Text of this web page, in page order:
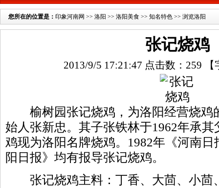
您所在的位置是： 印象河南网 >> 洛阳 >> 洛阳美食 >> 知名特色 >> 浏览洛阳
张记烧鸡
2013/9/5 17:21:47 点击数： 259
榆树园张记烧鸡，为洛阳经营烧鸡
始人张新忠。其子张铁林于1962年承
鸡现为洛阳名牌烧鸡。1982年《河南
阳日报》均有报导张记烧鸡。
张记烧鸡主料：丁香、大茴、小茴